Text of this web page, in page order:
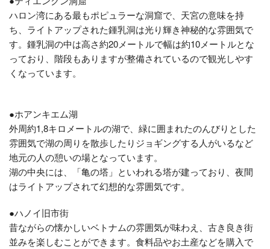
ハロン湾にある最もポピュラーな洞窟で、天宮の意味を持
ち、ライトアップされた鍾乳洞は光り輝き神秘的な雰囲気で
す。鍾乳洞の中は高さ約20メートルで幅は約10メートルとな
っており、階段もありますが整備されているので観光しやす
くなっています。
●ホアンキエム湖
外周約1,8キロメートルの湖で、緑に囲まれたのんびりとした
雰囲気で湖の周りを散歩したりジョギングする人がいるなど
地元の人の憩いの場となっています。
湖の中央には、「亀の塔」といわれる塔が建っており、夜間
はライトアップされて幻想的な雰囲気です。
●ハノイ旧市街
昔ながらの懐かしいベトナムの雰囲気が味わえ、古き良き街
並みを楽しむことができます。食料品やお土産などを購入で